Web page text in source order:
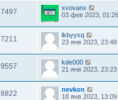
7497
xvovanx
03 фев 2023, 01:26
7211
lkbyysq
23 янв 2023, 23:48
9557
kde000
21 янв 2023, 23:23
8822
nevkon
18 янв 2023, 13:09